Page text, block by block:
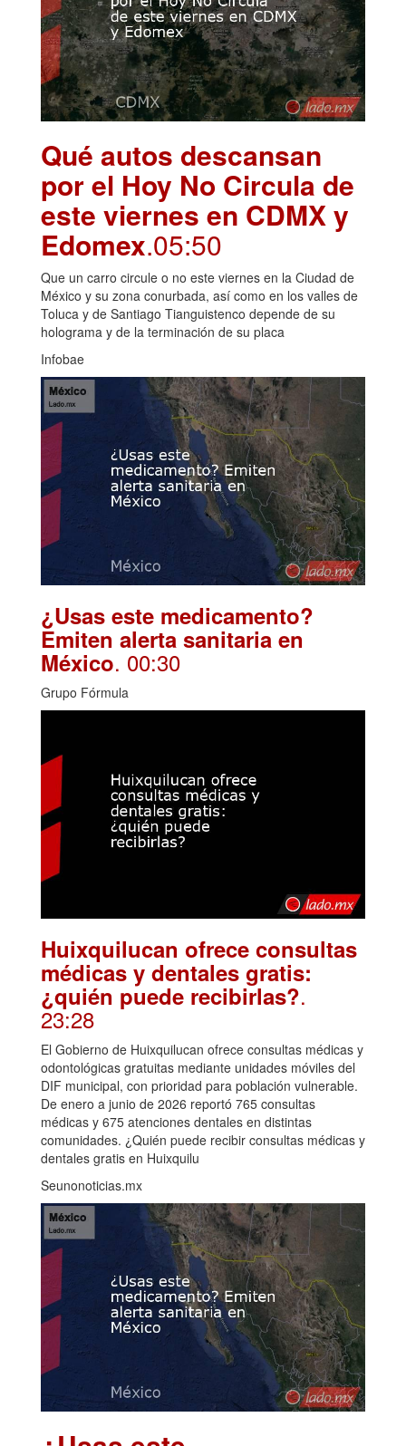
Qué autos descansan
por el Hoy No Circula de
este viernes en CDMX y
Edomex.05:50
Que un carro circule o no este viernes en la Ciudad de
México y su zona conurbada, así como en los valles de
Toluca y de Santiago Tianguistenco depende de su
holograma y de la terminación de su placa
Infobae
¿Usas este medicamento?
Emiten alerta sanitaria en
México. 00:30
Grupo Fórmula
Huixquilucan ofrece consultas
médicas y dentales gratis:
¿quién puede recibirlas?.
23:28
El Gobierno de Huixquilucan ofrece consultas médicas y
odontológicas gratuitas mediante unidades móviles del
DIF municipal, con prioridad para población vulnerable.
De enero a junio de 2026 reportó 765 consultas
médicas y 675 atenciones dentales en distintas
comunidades. ¿Quién puede recibir consultas médicas y
dentales gratis en Huixquilu
Seunonoticias.mx